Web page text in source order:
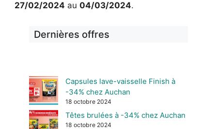
27/02/2024 au 04/03/2024.
Dernières offres
Capsules lave-vaisselle Finish à
-34% chez Auchan
18 octobre 2024
Têtes brulées à -34% chez Auchan
18 octobre 2024